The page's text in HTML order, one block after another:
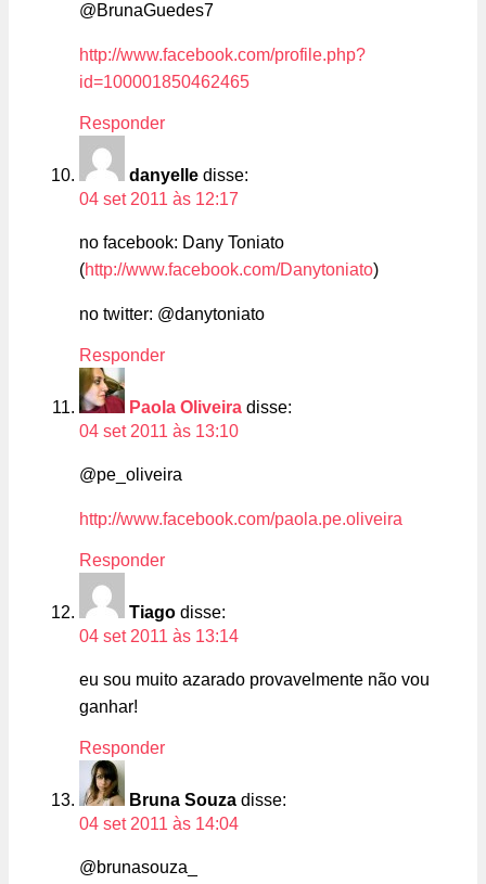
@BrunaGuedes7
http://www.facebook.com/profile.php?
id=100001850462465
Responder
danyelle disse:
04 set 2011 às 12:17
no facebook: Dany Toniato
(http://www.facebook.com/Danytoniato)
no twitter: @danytoniato
Responder
Paola Oliveira disse:
04 set 2011 às 13:10
@pe_oliveira
http://www.facebook.com/paola.pe.oliveira
Responder
Tiago disse:
04 set 2011 às 13:14
eu sou muito azarado provavelmente não vou
ganhar!
Responder
Bruna Souza disse:
04 set 2011 às 14:04
@brunasouza_